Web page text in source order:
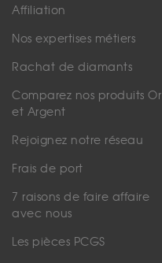
Affiliation
Nos expertises métiers
Rachat de diamants
Comparez nos produits Or
et Argent
Rejoignez notre réseau
Frais de port
7 raisons de faire affaire
avec nous
Les pièces PCGS